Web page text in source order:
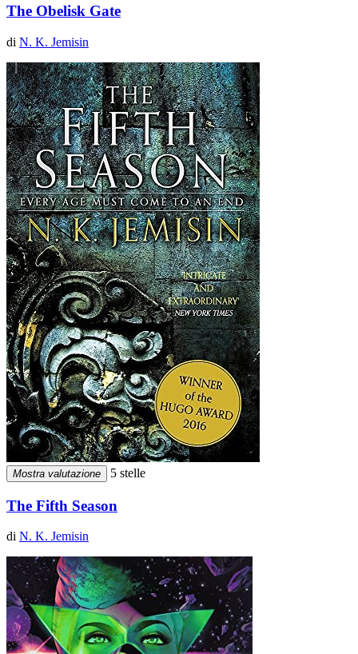
The Obelisk Gate
di N. K. Jemisin
Mostra valutazione 5 stelle
The Fifth Season
di N. K. Jemisin